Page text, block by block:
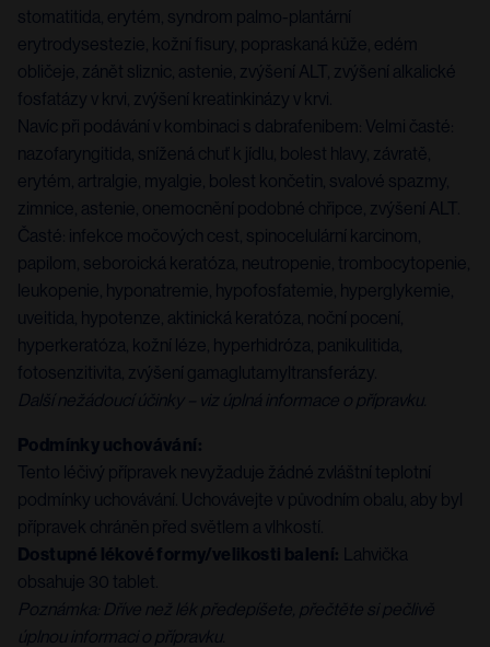
stomatitida, erytém, syndrom palmo-plantární
erytrodysestezie, kožní fisury, popraskaná kůže, edém
obličeje, zánět sliznic, astenie, zvýšení ALT, zvýšení alkalické
fosfatázy v krvi, zvýšení kreatinkinázy v krvi.
Navíc při podávání v kombinaci s dabrafenibem: Velmi časté:
nazofaryngitida, snížená chuť k jídlu, bolest hlavy, závratě,
erytém, artralgie, myalgie, bolest končetin, svalové spazmy,
zimnice, astenie, onemocnění podobné chřipce, zvýšení ALT.
Časté: infekce močových cest, spinocelulární karcinom,
papilom, seboroická keratóza, neutropenie, trombocytopenie,
leukopenie, hyponatremie, hypofosfatemie, hyperglykemie,
uveitida, hypotenze, aktinická keratóza, noční pocení,
hyperkeratóza, kožní léze, hyperhidróza, panikulitida,
fotosenzitivita, zvýšení gamaglutamyltransferázy.
Další nežádoucí účinky – viz úplná informace o přípravku.
Podmínky uchovávání:
Tento léčivý přípravek nevyžaduje žádné zvláštní teplotní
podmínky uchovávání. Uchovávejte v původním obalu, aby byl
přípravek chráněn před světlem a vlhkostí.
Dostupné lékové formy/velikosti balení:
Lahvička
obsahuje 30 tablet.
Poznámka: Dříve než lék předepíšete, přečtěte si pečlivě
úplnou informaci o přípravku.